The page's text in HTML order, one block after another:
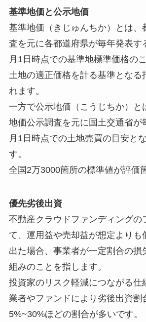
基準地価と公示地価
基準地価（きじゅんちか）とは、
査を元に各都道府県が毎年発表す
月1日時点での基準地標準価格のこ
土地の適正価格を計る基準となる
れます。
一方で公示地価（こうじちか）と
地価公示調査を元に国土交通省が
月1日時点での土地売買の目安と
す。
全国2万3000箇所の標準値が評価
優先劣後出資
不動産クラウドファンディングの
て、運用益や売却益が想定よりも
出た場合、事業者が一定割合の損
組みのことを指します。
投資家のリスク軽減につながる仕
業者やファンドにより劣後出資割
5%~30%ほどの割合が多いです。